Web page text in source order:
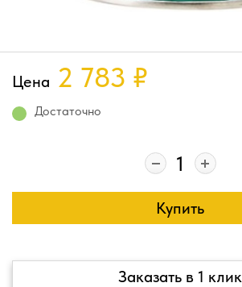
Цена 2 783 ₽
Достаточно
Купить
Заказать в 1 клик